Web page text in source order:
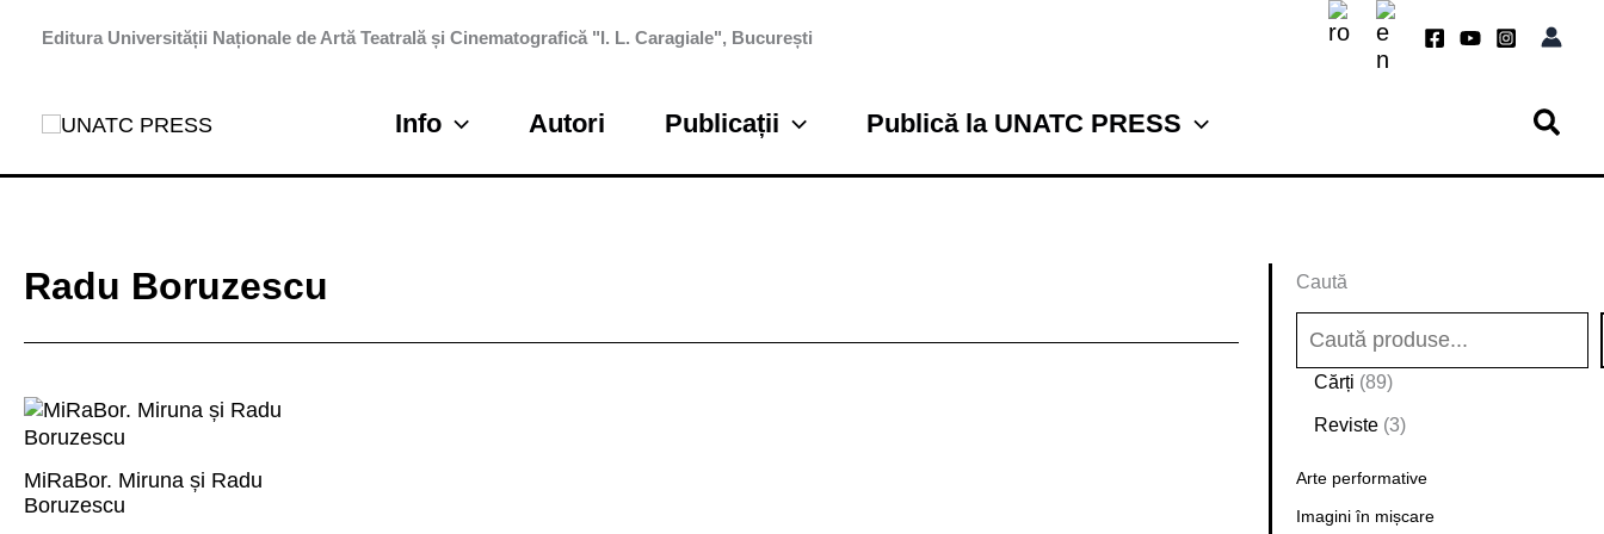
Editura Universității Naționale de Artă Teatrală și Cinematografică "I. L. Caragiale", București
Info Autori Publicații Publică la UNATC PRESS
Radu Boruzescu
MiRaBor. Miruna și Radu
Boruzescu
Caută
Cărți 898
d
r
Reviste 33
r
o
Arte performative
Imagini în mișcare